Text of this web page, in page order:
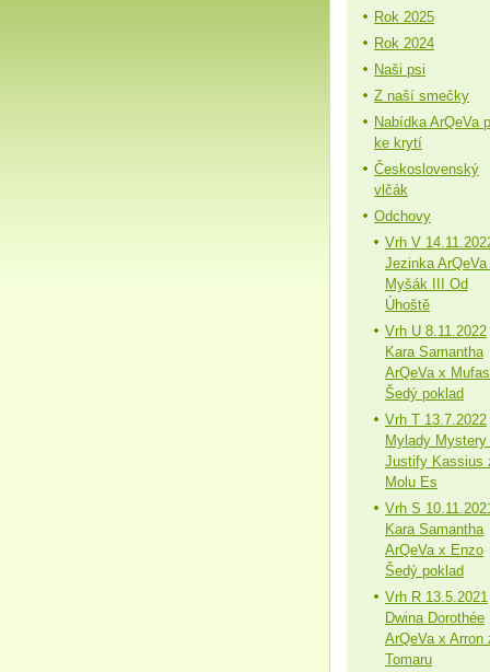
Rok 2025
Rok 2024
Naši psi
Z naší smečky
Nabídka ArQeVa
ke krytí
Československý
vlčák
Odchovy
Vrh V
Jezinka ArQeVa
Myšák III Od
Úhoště
Vrh U 8.11.2022
Kara Samantha
ArQeVa x
Šedý poklad
Vrh T 13.7.2022
Mylady Mystery
Justify Kassius
Molu Es
Vrh S
Kara Samantha
ArQeVa x Enzo
Šedý poklad
Vrh R 13.5.2021
Dwina Dorothée
ArQeVa x Arron
Tomaru